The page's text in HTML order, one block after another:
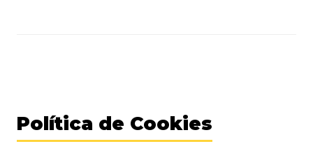
Política de Cookies